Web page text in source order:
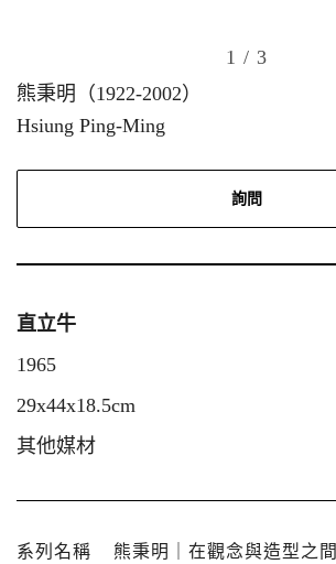
1 / 3
熊秉明（1922-2002）
Hsiung Ping-Ming
詢問
直立牛
1965
29x44x18.5cm
其他媒材
系列名稱 熊秉明｜在觀念與造型之間